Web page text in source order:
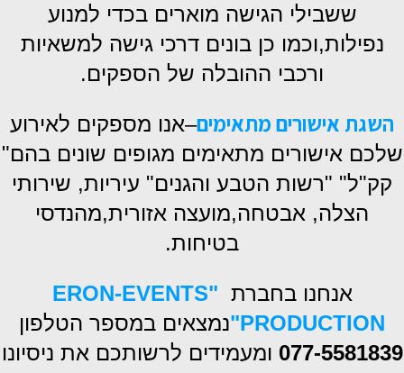
ששבילי הגישה מוארים בכדי למנוע
נפילות,וכמו כן בונים דרכי גישה למשאיות
ורכבי ההובלה של הספקים.
השגת אישורים מתאימים–אנו מספקים לאירוע
שלכם אישורים מתאימים מגופים שונים בהם"
קק"ל" "רשות הטבע והגנים" עיריות, שירותי
הצלה, אבטחה,מועצה אזורית,מהנדסי
בטיחות.
אנחנו בחברת
"ERON-EVENTS
PRODUCTION" נמצאים במספר הטלפון
077-5581839 ומעמידים לרשותכם את ניסיונו